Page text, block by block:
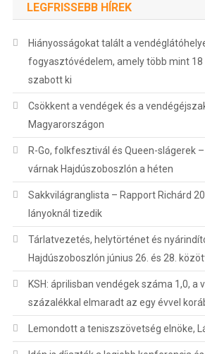
LEGFRISSEBB HÍREK
Hiányosságokat talált a
fogyasztóvédelem, amely több mint
szabott ki
Csökkent a vendégek és a
Magyarországon
R-Go, folkfesztivál és Queen-slágerek
várnak Hajdúszoboszlón a héten
Sakkvilágranglista – Rapport Richárd
lányoknál tizedik
Tárlatvezetés, helytörténet és
Hajdúszoboszlón június 26. és 28.
KSH: áprilisban vendégek száma 1,0, a
százalékkal elmaradt az egy évvel
Lemondott a teniszszövetség elnöke,